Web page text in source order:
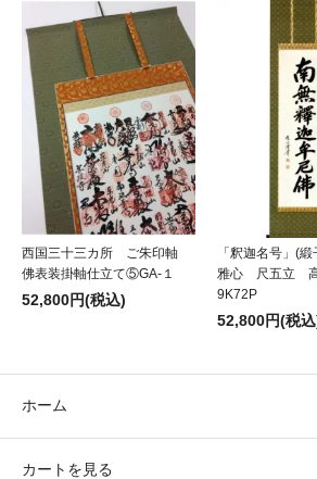
西国三十三カ所 ご朱印軸
佛表装掛軸仕立て⑤GA-１
52,800円(税込)
「釈迦名号」(
雅心 尺五立 高
9K72P
52,800円(税
ホーム
カートを見る